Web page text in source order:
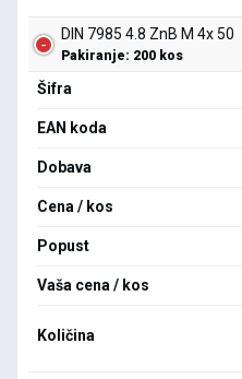
DIN 7985 4.8 ZnB M 4x 50
Pakiranje: 200 kos
Šifra
EAN koda
Dobava
Cena / kos
Popust
Vaša cena / kos
Količina